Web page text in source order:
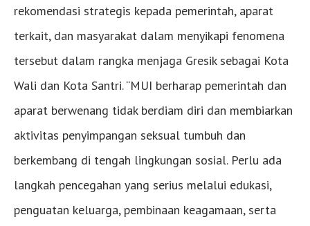
rekomendasi strategis kepada pemerintah, aparat
terkait, dan masyarakat dalam menyikapi fenomena
tersebut dalam rangka menjaga Gresik sebagai Kota
Wali dan Kota Santri. “MUI berharap pemerintah dan
aparat berwenang tidak berdiam diri dan membiarkan
aktivitas penyimpangan seksual tumbuh dan
berkembang di tengah lingkungan sosial. Perlu ada
langkah pencegahan yang serius melalui edukasi,
penguatan keluarga, pembinaan keagamaan, serta